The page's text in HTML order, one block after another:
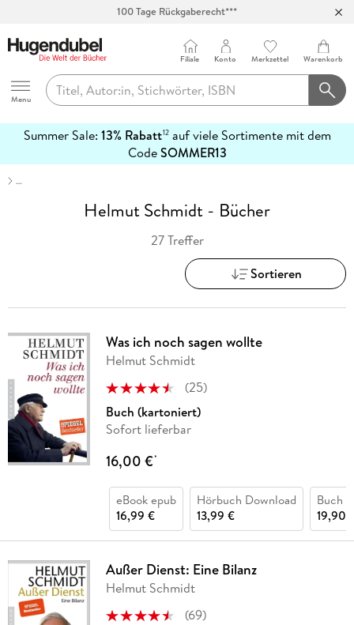
100 Tage Rückgaberecht***
Hugendubel
Menu
Filiale Konto Merkzettel Warenkorb
Summer Sale: 13% Rabatt12auf viele Sortimente mit dem
CodeSOMMER13
erfahren
…
Helmut Schmidt - Bücher
27 Treffer
Sortieren
Was ich noch sagen wollte
Helmut Schmidt
(25)
Buch (kartoniert)
Sofort lieferbar
16,00 €*
eBook epub
16,99 €
Hörbuch Download
13,99 €
Buch
19,90
Außer Dienst: Eine Bilanz
Helmut Schmidt
(69)